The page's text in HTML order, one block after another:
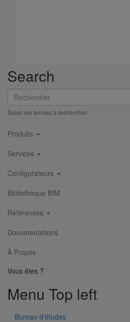
Search
Rechercher
Saisir les termes à rechercher.
Main
navigation
Produits
Services
Configurateurs
Bibliothèque BIM
Références
Documentations
À Propos
Vous êtes ?
Menu Top left
Bureau d'études
En savoir plus